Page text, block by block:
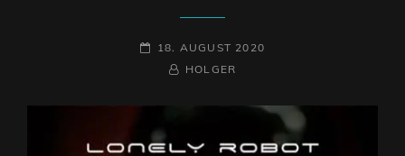
POSTED-
18. AUGUST 2020
BY
BYLINEHOLGER